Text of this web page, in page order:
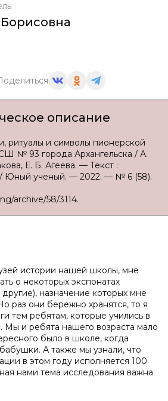
описание
ритуалы и символы пионерской
№ 93 города Архангельска / А.
Е. Б. Агеева. — Текст :
Юный ученый. — 2022. — № 6 (58).
archive/58/3114.
истории нашей школы, мне
о некоторых экспонатах
другие), назначение которых мне
раз они бережно хранятся, то я
тем ребятам, которые учились в
и ребята нашего возраста мало
было в школе, когда
А также мы узнали, что
в этом году исполняется 100
нами тема исследования важна